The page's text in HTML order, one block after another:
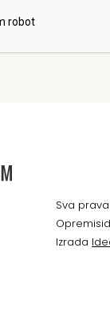
Sva
Izrada